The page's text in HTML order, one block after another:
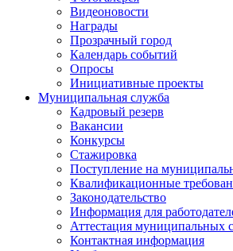
Видеоновости
Награды
Прозрачный город
Календарь событий
Опросы
Инициативные проекты
Муниципальная служба
Кадровый резерв
Вакансии
Конкурсы
Стажировка
Поступление на
Квалификационные
Законодательство
Информация для
Аттестация муниципальных
Контактная информация